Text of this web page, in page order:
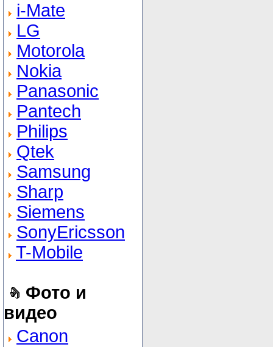
i-Mate
LG
Motorola
Nokia
Panasonic
Pantech
Philips
Qtek
Samsung
Sharp
Siemens
SonyEricsson
T-Mobile
Фото и
видео
Canon